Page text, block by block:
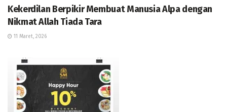
Kekerdilan Berpikir Membuat Manusia Alpa dengan
Nikmat Allah Tiada Tara
11 Maret, 2026